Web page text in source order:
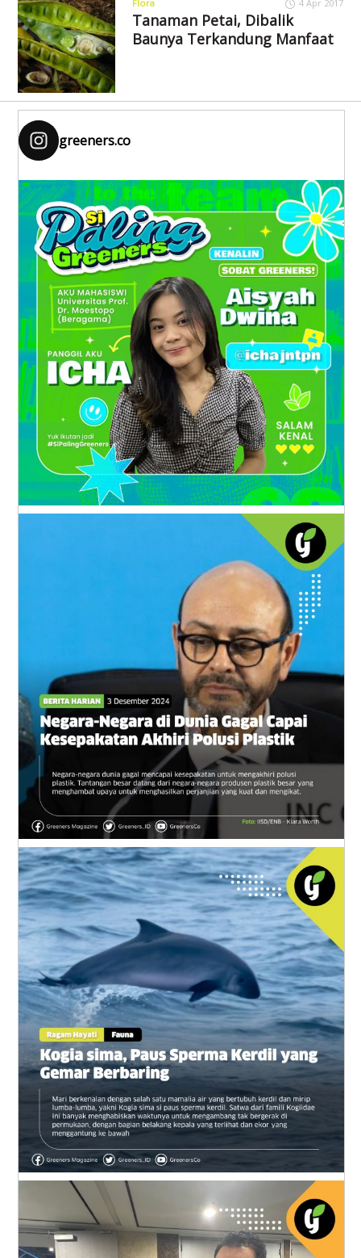
Flora 4 Apr 2017
Tanaman Petai, Dibalik
Baunya Terkandung Manfaat
greeners.co